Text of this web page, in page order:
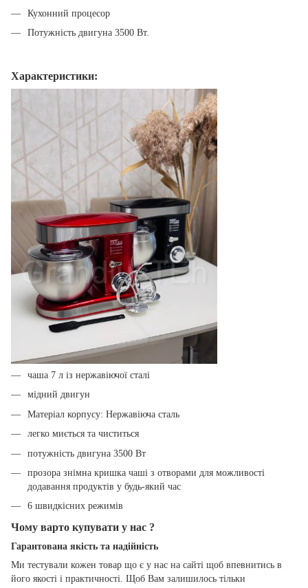
Кухонний процесор
Потужність двигуна 3500 Вт.
Характеристики:
чаша 7 л із нержавіючої сталі
мідний двигун
Матеріал корпусу: Нержавіюча сталь
легко миється та чиститься
потужність двигуна 3500 Вт
прозора знімна кришка чаші з отворами для можливості
додавання продуктів у будь-який час
6 швидкісних режимів
Чому варто купувати у нас ?
Гарантована якість та надійність
Ми тестували кожен товар що є у нас на сайті щоб впевнитись в
його якості і практичності. Щоб Вам залишилось тільки